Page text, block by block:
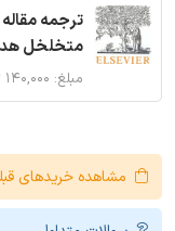
ترجمه
متخلخل
مبلغ: ۱۴۰,۰۰۰ تومان
مشاهده خریدهای